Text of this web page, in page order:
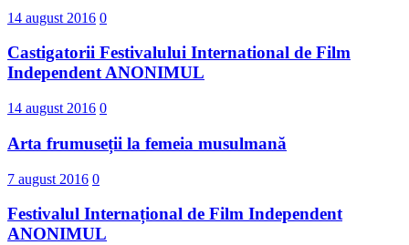
14 august 2016 0
Castigatorii Festivalului International d​e Film
Independent ANONIMUL
14 august 2016 0
Arta frumuseții la femeia musulmană
7 august 2016 0
Festivalul Internațional de Film Independent
ANONIMUL